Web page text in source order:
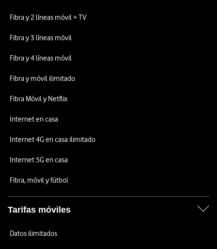
Fibra y 2 líneas móvil + TV
Fibra y 3 líneas móvil
Fibra y 4 líneas móvil
Fibra y móvil ilimitado
Fibra Móvil y Netflix
Internet en casa
Internet 4G en casa ilimitado
Internet 5G en casa
Fibra, móvil y fútbol
Tarifas móviles
Datos ilimitados